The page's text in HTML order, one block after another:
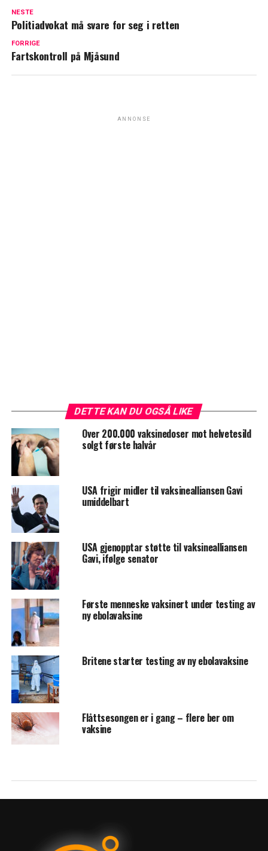
NESTE
Politiadvokat må svare for seg i retten
FORRIGE
Fartskontroll på Mjåsund
ANNONSE
DETTE KAN DU OGSÅ LIKE
Over 200.000 vaksinedoser mot helvetesild
solgt første halvår
USA frigir midler til vaksinealliansen Gavi
umiddelbart
USA gjenopptar støtte til vaksinealliansen
Gavi, ifølge senator
Første menneske vaksinert under testing av
ny ebolavaksine
Britene starter testing av ny ebolavaksine
Flåttsesongen er i gang – flere ber om
vaksine